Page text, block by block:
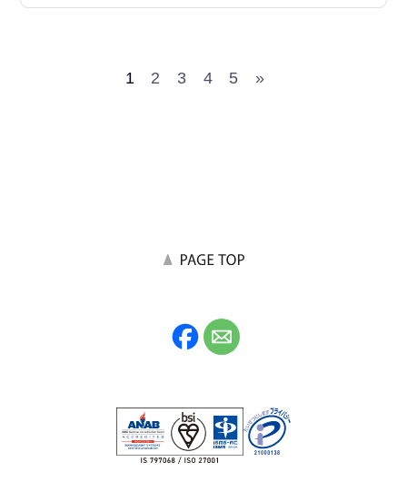
1 2 3 4 5 »